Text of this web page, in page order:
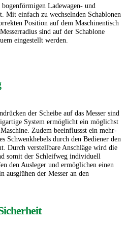
Ladewagen- und
Mit einfach zu wechselnden Schablonen
Position auf dem Maschinentisch
sind auf der Schablone
eingestellt werden.
der Scheibe auf das Messer sind
System ermöglicht ein möglichst
Zudem beeinflussst ein mehr-
Schwenkhebels durch den Bediener den
Durch verstellbare Anschläge wird die
somit der Schleifweg individuell
den Ausleger und ermöglichen einen
ausglühen der Messer an den